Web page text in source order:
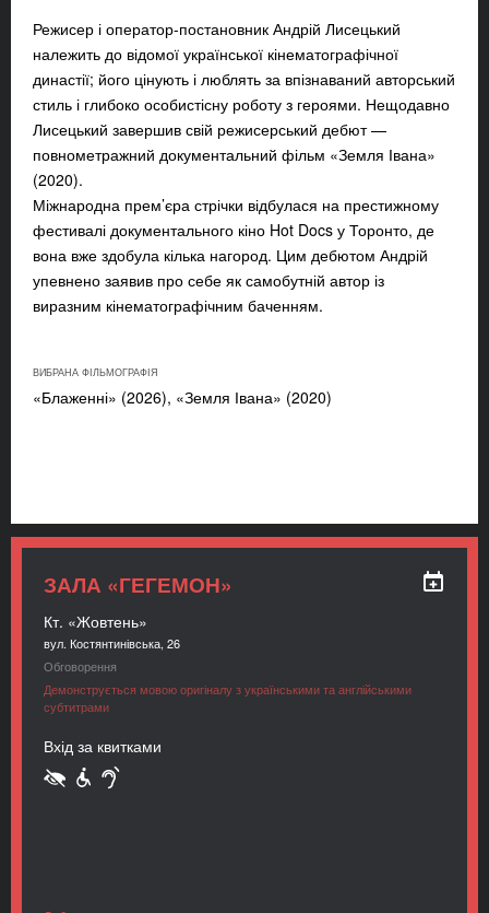
Режисер і оператор-постановник Андрій Лисецький
належить до відомої української кінематографічної
династії; його цінують і люблять за впізнаваний авторський
стиль і глибоко особистісну роботу з героями. Нещодавно
Лисецький завершив свій режисерський дебют —
повнометражний документальний фільм «Земля Івана»
(2020).
Міжнародна прем’єра стрічки відбулася на престижному
фестивалі документального кіно Hot Docs у Торонто, де
вона вже здобула кілька нагород. Цим дебютом Андрій
упевнено заявив про себе як самобутній автор із
виразним кінематографічним баченням.
ВИБРАНА ФІЛЬМОГРАФІЯ
«Блаженні» (2026), «Земля Івана» (2020)
ЗАЛА «ГЕГЕМОН»
Кт. «Жовтень»
вул. Костянтинівська, 26
Обговорення
Демонструється мовою оригіналу з українськими та англійськими
субтитрами
Вхід за квитками